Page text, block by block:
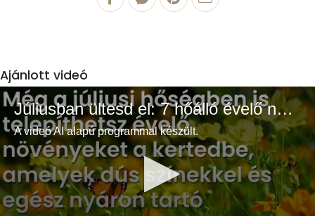
Ajánlott videó
Júliusban ültesd el: 7 hőálló évelő növény a színes és buja kertért
A videó AI alapú programmal készült.